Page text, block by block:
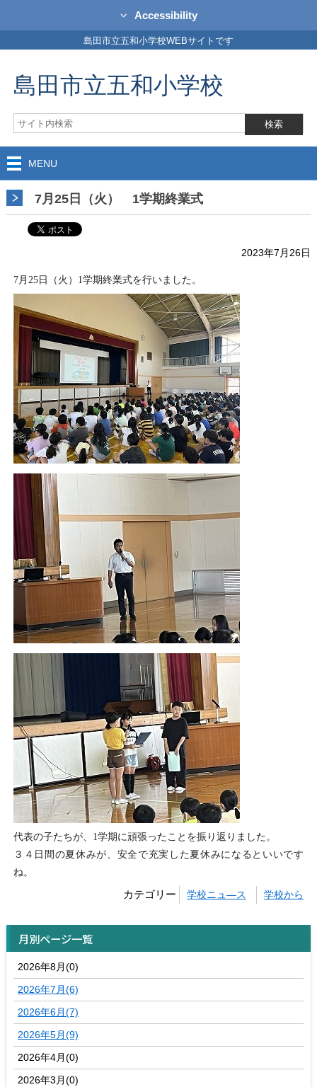
Accessibility
島田市立五和小学校WEBサイトです
島田市立五和小学校
MENU
7月25日（火） 1学期終業式
2023年7月26日
7月25日（火）1学期終業式を行いました。
代表の子たちが、1学期に頑張ったことを振り返りました。
３４日間の夏休みが、安全で充実した夏休みになるといいです
ね。
カテゴリー 学校ニュ―ス 学校から
月別ページ一覧
2026年8月(0)
2026年7月(6)
2026年6月(7)
2026年5月(9)
2026年4月(0)
2026年3月(0)